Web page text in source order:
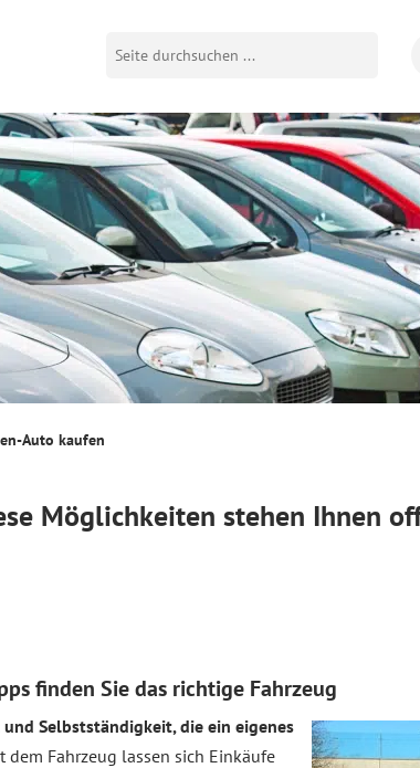
Auto kaufen
Möglichkeiten stehen Ihnen
finden Sie das richtige Fahrzeug
Selbstständigkeit, die ein eigenes
Fahrzeug lassen sich Einkäufe